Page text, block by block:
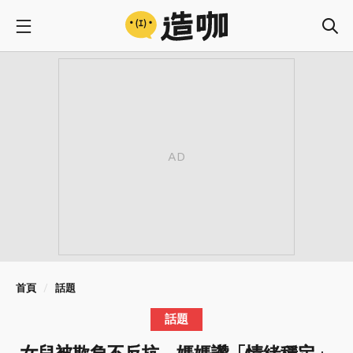
首頁 話題
話題